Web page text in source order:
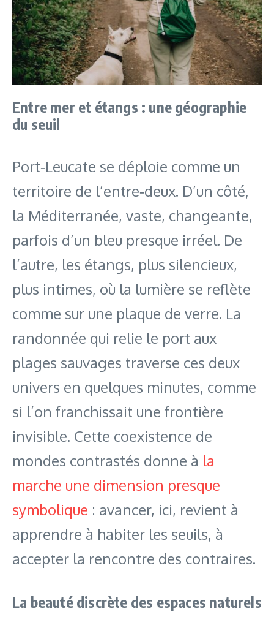
Entre mer et étangs : une géographie
du seuil
Port‑Leucate se déploie comme un
territoire de l’entre‑deux. D’un côté,
la Méditerranée, vaste, changeante,
parfois d’un bleu presque irréel. De
l’autre, les étangs, plus silencieux,
plus intimes, où la lumière se reflète
comme sur une plaque de verre. La
randonnée qui relie le port aux
plages sauvages traverse ces deux
univers en quelques minutes, comme
si l’on franchissait une frontière
invisible. Cette coexistence de
mondes contrastés donne à la
marche une dimension presque
symbolique : avancer, ici, revient à
apprendre à habiter les seuils, à
accepter la rencontre des contraires.
La beauté discrète des espaces naturels